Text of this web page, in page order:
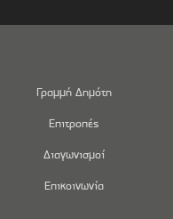
Γραμμή Δημότη
Επιτροπές
Διαγωνισμοί
Επικοινωνία